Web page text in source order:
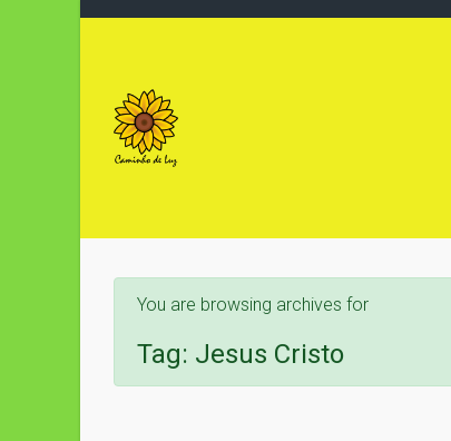
You are browsing archives for
Tag: Jesus Cristo